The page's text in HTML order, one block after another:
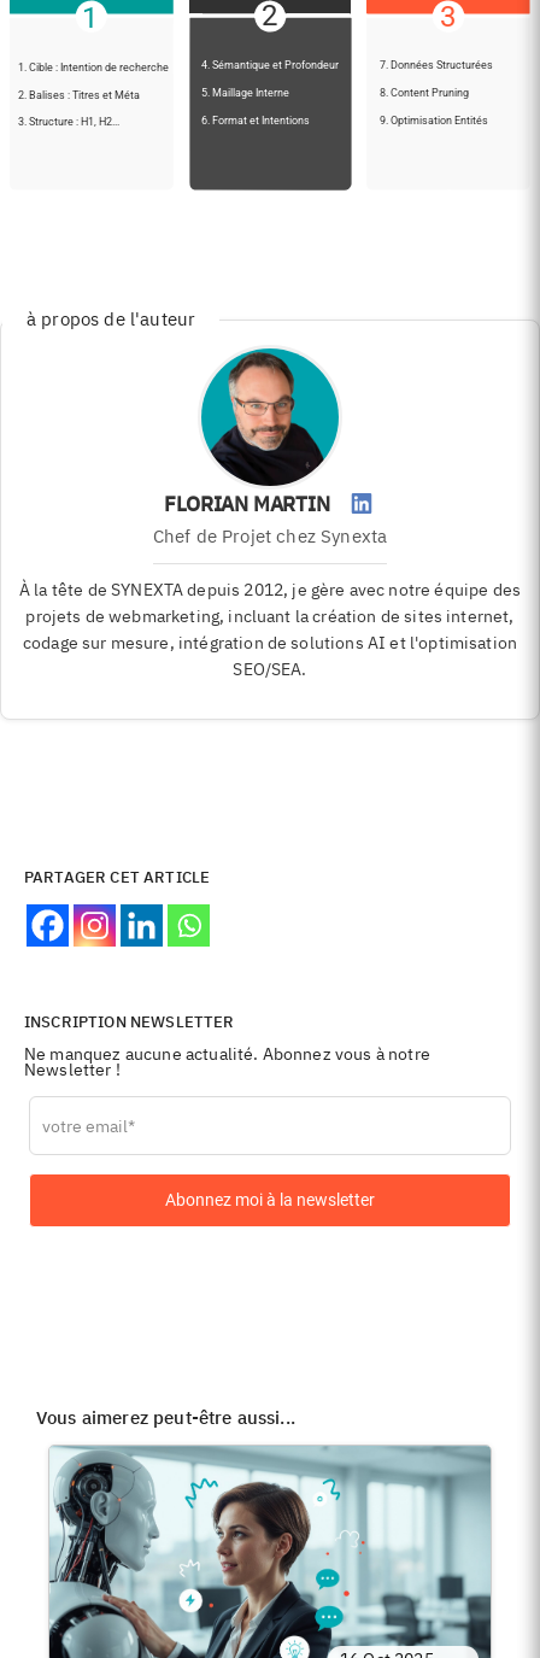
à propos de l'auteur
FLORIAN MARTIN
Chef de Projetchez Synexta
À la tête de SYNEXTA depuis 2012, je gère avec notre équipe des
projets de webmarketing, incluant la création de sites internet,
codage sur mesure, intégration de solutions AI et l'optimisation
SEO/SEA.
PARTAGER CET ARTICLE
INSCRIPTION NEWSLETTER
Ne manquez aucune actualité. Abonnez vous à notre
Newsletter !
Leave
this
Abonnez moi à la newsletter
Vous aimerez peut-être aussi...